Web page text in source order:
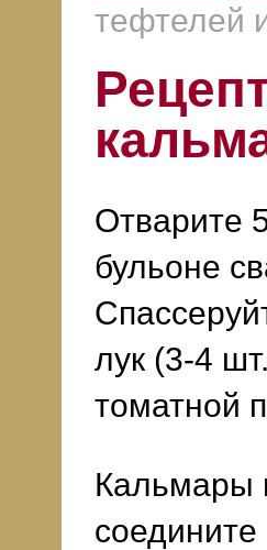
тефтелей
Отварите
бульоне
лук (3-4
томатной
Кальмары